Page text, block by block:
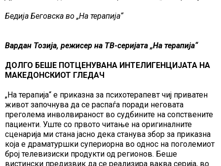
Бедија Беговска во „На терапија“
Вардан Тозија, режисер на ТВ-серијата „На терапија“
ДОЛГО БЕШЕ ПОТЦЕНУВАНА ИНТЕЛИГЕНЦИЈАТА НА
МАКЕДОНСКИОТ ГЛЕДАЧ
„На терапија“ е приказна за психотерапевт чиј приватен
живот започнува да се распаѓа поради неговата
преголема инволвираност во судбините на сопствените
пациенти. Уште со првото читање на оригиналните
сценарија ми стана јасно дека станува збор за приказна
која е драматуршки супериорна во однос на поголемиот
број телевизиски продукти од регионов. Беше
вистински предизвик да се реализира ваква серија, во